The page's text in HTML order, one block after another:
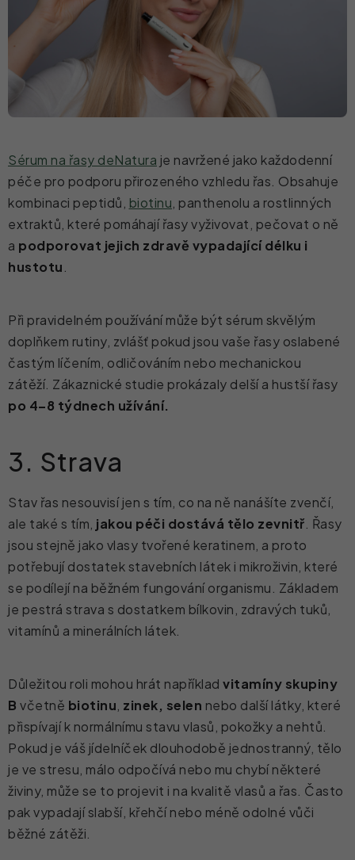
Sérum na řasy deNatura je navržené jako každodenní
péče pro podporu přirozeného vzhledu řas. Obsahuje
kombinaci peptidů, biotinu , panthenolu a rostlinných
extraktů, které pomáhají řasy vyživovat, pečovat o ně
a podporovat jejich zdravě vypadající délku i
hustotu
Při pravidelném používání může být sérum skvělým
doplňkem rutiny, zvlášť pokud jsou vaše řasy oslabené
častým líčením, odličováním nebo mechanickou
zátěží. Zákaznické studie prokázaly delší a hustší řasy
po 4–8 týdnech užívání.
3. Strava
Stav řas nesouvisí jen s tím, co na ně nanášíte zvenčí,
ale také s tím, jakou péči dostává tělo zevnitř . Řasy
jsou stejně jako vlasy tvořené keratinem, a proto
potřebují dostatek stavebních látek i mikroživin, které
se podílejí na běžném fungování organismu. Základem
je pestrá strava s dostatkem bílkovin, zdravých tuků,
vitamínů a minerálních látek.
Důležitou roli mohou hrát například vitamíny skupiny
B včetně biotinu zinek, selen nebo další látky, které
přispívají k normálnímu stavu vlasů, pokožky a nehtů.
Pokud je váš jídelníček dlouhodobě jednostranný, tělo
je ve stresu, málo odpočívá nebo mu chybí některé
živiny, může se to projevit i na kvalitě vlasů a řas. Často
pak vypadají slabší, křehčí nebo méně odolné vůči
běžné zátěži.